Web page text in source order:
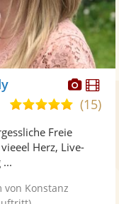
5,0(15)
Freie
Herz, Live-
von Konstanz